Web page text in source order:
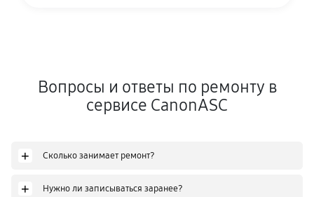
Вопросы и ответы по ремонту в
сервисе CanonASC
+ Сколько занимает ремонт?
+ Нужно ли записываться заранее?